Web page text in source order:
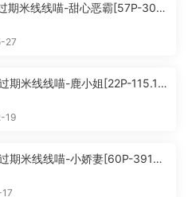
期米线线喵-甜心恶霸[57P-307
27
期米线线喵-鹿小姐[22P-115.12
19
期米线线喵-小娇妻[60P-391M